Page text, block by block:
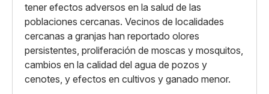
tener efectos adversos en la salud de las
poblaciones cercanas. Vecinos de localidades
cercanas a granjas han reportado olores
persistentes, proliferación de moscas y mosquitos,
cambios en la calidad del agua de pozos y
cenotes, y efectos en cultivos y ganado menor.